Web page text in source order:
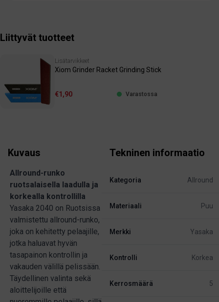
Liittyvät tuotteet
Lisätarvikkeet
Xiom Grinder Racket Grinding Stick
€1,90 Varastossa
Kuvaus
Allround-runko
ruotsalaisella laadulla ja
korkealla kontrollilla
Yasaka 2040 on Ruotsissa
valmistettu allround-runko,
joka on kehitetty pelaajille,
jotka haluavat hyvän
tasapainon kontrollin ja
vakauden välillä pelissään.
Täydellinen valinta sekä
aloittelijoille että
Tekninen informaatio
Kategoria Allround
Materiaali Puu
Merkki Yasaka
Kontrolli Korkea
Kerrosmäärä 5